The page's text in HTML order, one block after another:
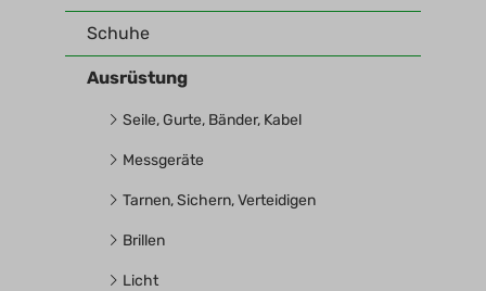
Schuhe
Ausrüstung
Seile, Gurte, Bänder, Kabel
Messgeräte
Tarnen, Sichern, Verteidigen
Brillen
Licht